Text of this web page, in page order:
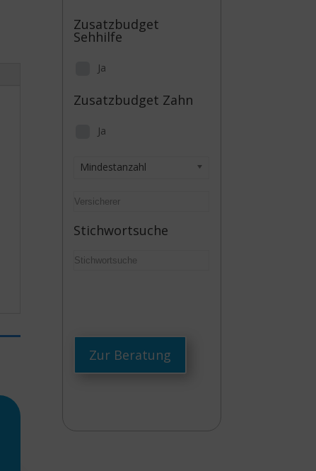
Zusatzbudget
Sehhilfe
Ja
Zusatzbudget Zahn
Ja
Mindestanzahl
Stichwortsuche
Zur Beratung